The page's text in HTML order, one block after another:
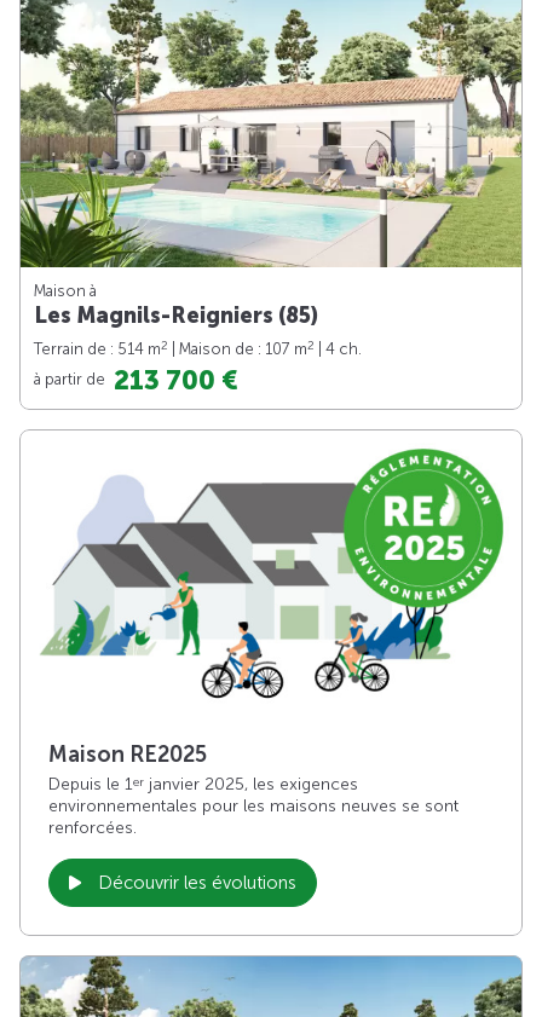
Maison à
Les Magnils-Reigniers (85)
Terrain de : 514 m2 | Maison de : 107 m2
| 4 ch.
à partir de 213 700 €
Maison RE2025
Depuis le 1er janvier 2025, les exigences
environnementales pour les maisons neuves se sont
renforcées.
Découvrir les évolutions